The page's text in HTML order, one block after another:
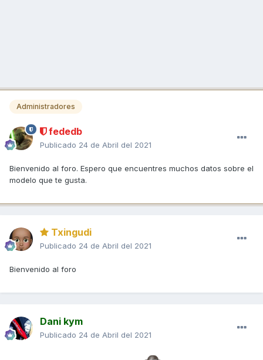
Administradores
fededb
Publicado 24 de Abril del 2021
Bienvenido al foro. Espero que encuentres muchos datos sobre el
modelo que te gusta.
Txingudi
Publicado 24 de Abril del 2021
Bienvenido al foro
Dani kym
Publicado 24 de Abril del 2021